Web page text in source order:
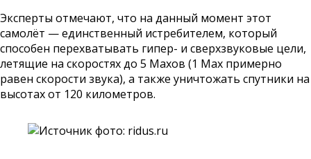
Эксперты отмечают, что на данный момент этот
самолёт — единственный истребителем, который
способен перехватывать гипер- и сверхзвуковые цели,
летящие на скоростях до 5 Махов (1 Мах примерно
равен скорости звука), а также уничтожать спутники на
высотах от 120 километров.